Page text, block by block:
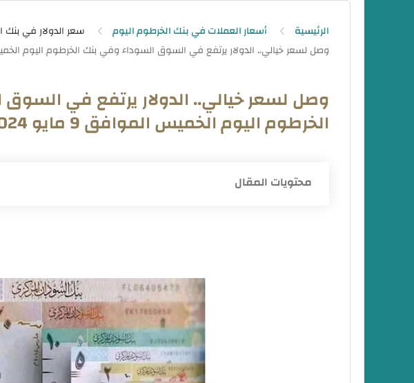
الرئيسية أسعار العملات في بنك الخرطوم اليوم سعر الدولار في بنك
وصل لسعر خيالي.. الدولار يرتفع في
الخرطوم اليوم الخميس الموافق 9 مايو 2024
محتويات المقال